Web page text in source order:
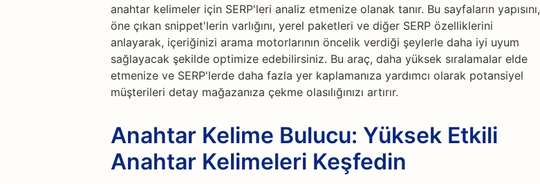
anahtar kelimeler için SERP'leri analiz etmenize olanak tanır. Bu sayfaların yapısını,
öne çıkan snippet'lerin varlığını, yerel paketleri ve diğer SERP özelliklerini
anlayarak, içeriğinizi arama motorlarının öncelik verdiği şeylerle daha iyi uyum
sağlayacak şekilde optimize edebilirsiniz. Bu araç, daha yüksek sıralamalar elde
etmenize ve SERP'lerde daha fazla yer kaplamanıza yardımcı olarak potansiyel
müşterileri detay mağazanıza çekme olasılığınızı artırır.
Anahtar Kelime Bulucu: Yüksek Etkili
Anahtar Kelimeleri Keşfedin